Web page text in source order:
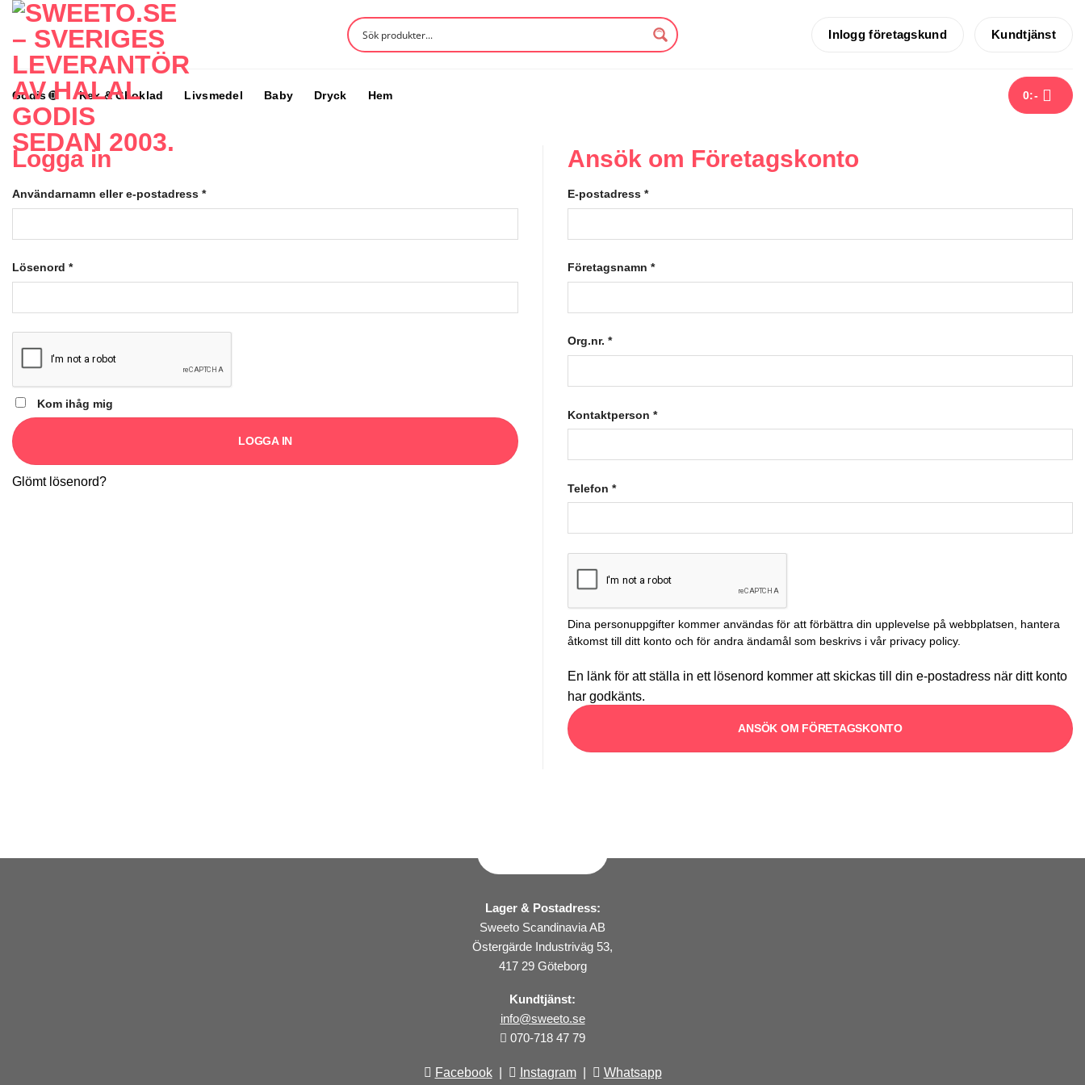
Skip
content
Inlogg företagskund Kundtjänst
Godis Kex & Choklad Livsmedel Baby Dryck Hem 0:-
Logga in
Användarnamn eller e-postadress *
Lösenord *
Kom ihåg mig
LOGGA IN
Glömt lösenord?
Ansök om Företagskonto
E-postadress *
Företagsnamn *
Org.nr. *
Kontaktperson *
Telefon *
Dina personuppgifter kommer användas för att förbättra din upplevelse på webbplatsen, hantera
åtkomst till ditt konto och för andra ändamål som beskrivs i vår privacy policy.
En länk för att ställa in ett lösenord kommer att skickas till din e-postadress när ditt konto
har godkänts.
ANSÖK OM FÖRETAGSKONTO
Lager & Postadress:
Sweeto Scandinavia AB
Östergärde Industriväg 53,
417 29 Göteborg
Kundtjänst:
info@sweeto.se
070-718 47 79
Facebook| Instagram| Whatsapp